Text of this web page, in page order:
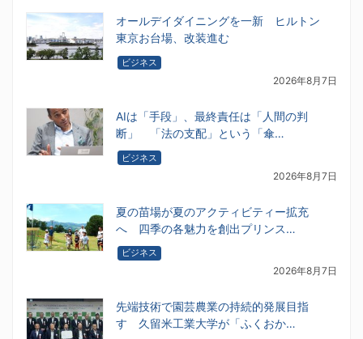
オールデイダイニングを一新 ヒルトン
東京お台場、改装進む
ビジネス
2026年8月7日
AIは「手段」、最終責任は「人間の判
断」 「法の支配」という「傘…
ビジネス
2026年8月7日
夏の苗場が夏のアクティビティー拡充
へ 四季の各魅力を創出プリンス…
ビジネス
2026年8月7日
先端技術で園芸農業の持続的発展目指
す 久留米工業大学が「ふくおか…